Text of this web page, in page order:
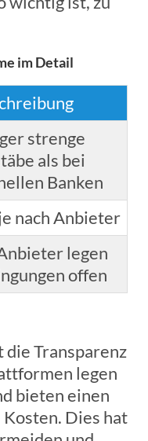
im Detail
strenge
als bei
Banken
nach Anbieter
legen
offen
Transparenz
legen
bieten einen
Dies hat